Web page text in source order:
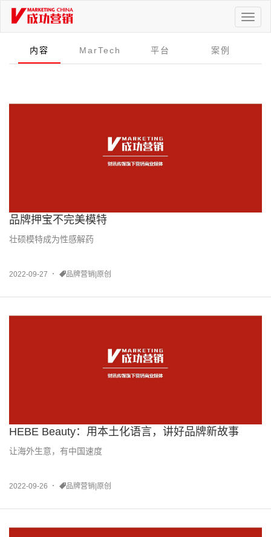
内容 MarTech 平台 案例
品牌押宝不完美模特
壮硕模特成为性感解药
2022-09-27 品牌营销|原创
HEBE Beauty：用本土化语言，讲好品牌新故事
让海外生意，有中国速度
2022-09-26 品牌营销|原创